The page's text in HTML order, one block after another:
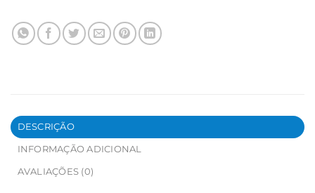
DESCRIÇÃO
INFORMAÇÃO ADICIONAL
AVALIAÇÕES (0)